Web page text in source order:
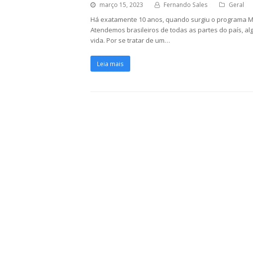
março 15, 2023 Fernando Sales Geral
Há exatamente 10 anos, quando surgiu o programa
Atendemos brasileiros de todas as partes do país,
vida. Por se tratar de um…
Leia mais